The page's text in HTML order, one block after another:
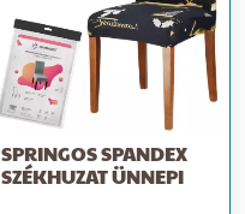
SPRINGOS SPANDEX
SZÉKHUZAT ÜNNEPI